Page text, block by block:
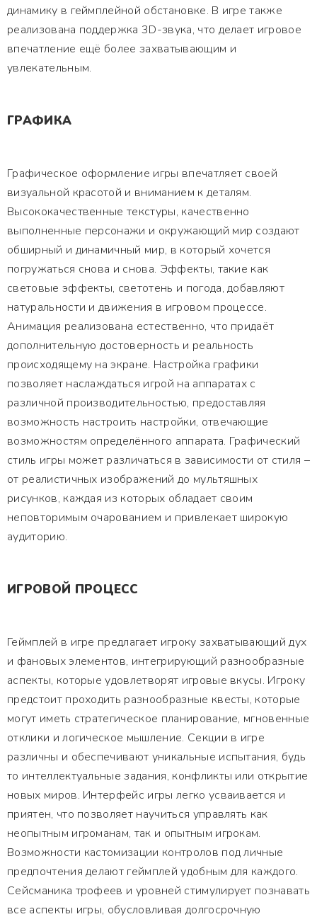
динамику в геймплейной обстановке. В игре также
реализована поддержка 3D-звука, что делает игровое
впечатление ещё более захватывающим и
увлекательным.
ГРАФИКА
Графическое оформление игры впечатляет своей
визуальной красотой и вниманием к деталям.
Высококачественные текстуры, качественно
выполненные персонажи и окружающий мир создают
обширный и динамичный мир, в который хочется
погружаться снова и снова. Эффекты, такие как
световые эффекты, светотень и погода, добавляют
натуральности и движения в игровом процессе.
Анимация реализована естественно, что придаёт
дополнительную достоверность и реальность
происходящему на экране. Настройка графики
позволяет наслаждаться игрой на аппаратах с
различной производительностью, предоставляя
возможность настроить настройки, отвечающие
возможностям определённого аппарата. Графический
стиль игры может различаться в зависимости от стиля –
от реалистичных изображений до мультяшных
рисунков, каждая из которых обладает своим
неповторимым очарованием и привлекает широкую
аудиторию.
ИГРОВОЙ ПРОЦЕСС
Геймплей в игре предлагает игроку захватывающий дух
и фановых элементов, интегрирующий разнообразные
аспекты, которые удовлетворят игровые вкусы. Игроку
предстоит проходить разнообразные квесты, которые
могут иметь стратегическое планирование, мгновенные
отклики и логическое мышление. Секции в игре
различны и обеспечивают уникальные испытания, будь
то интеллектуальные задания, конфликты или открытие
новых миров. Интерфейс игры легко усваивается и
приятен, что позволяет научиться управлять как
неопытным игроманам, так и опытным игрокам.
Возможности кастомизации контролов под личные
предпочтения делают геймплей удобным для каждого.
Сейсманика трофеев и уровней стимулирует познавать
все аспекты игры, обусловливая долгосрочную